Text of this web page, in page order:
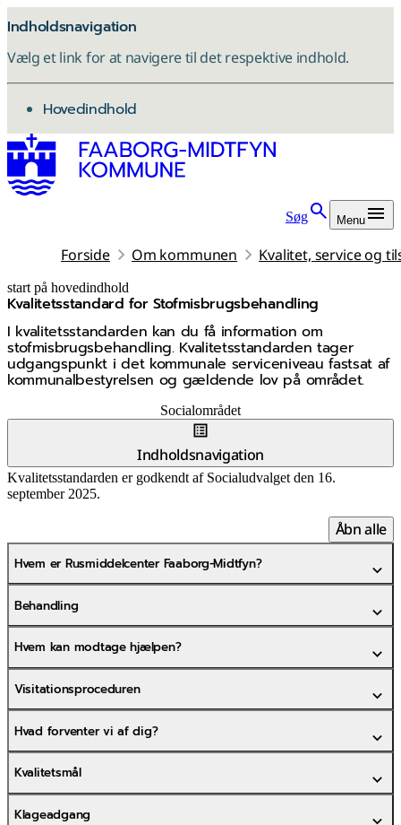
Indholdsnavigation
Vælg et link for at navigere til det respektive indhold.
gå til
Hovedindhold
Søg Menu
Forside Om kommunen Kvalitet, service og
start på hovedindhold
Kvalitetsstandard for Stofmisbrugsbehandling
I kvalitetsstandarden kan du få information om
stofmisbrugsbehandling. Kvalitetsstandarden tager
udgangspunkt i det kommunale serviceniveau fastsat af
kommunalbestyrelsen og gældende lov på området.
senest opdateret 12. marts 2026
Socialområdet
Indholdsnavigation
Kvalitetsstandarden er godkendt af Socialudvalget den 16.
september 2025.
Åbn alle
Hvem er Rusmiddelcenter Faaborg-Midtfyn?
Behandling
Hvem kan modtage hjælpen?
Visitationsproceduren
Hvad forventer vi af dig?
Kvalitetsmål
Klageadgang